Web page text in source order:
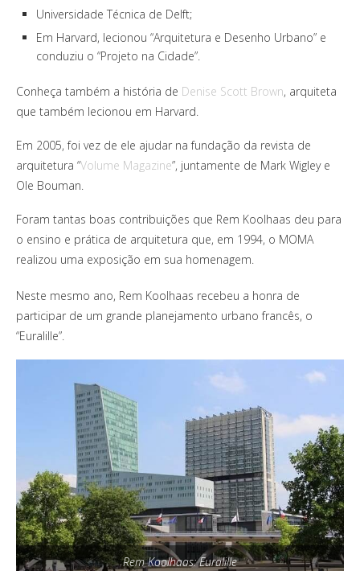
Universidade Técnica de Delft;
Em Harvard, lecionou “Arquitetura e Desenho Urbano” e
conduziu o “Projeto na Cidade”.
Conheça também a história de Denise Scott Brown, arquiteta
que também lecionou em Harvard.
Em 2005, foi vez de ele ajudar na fundação da revista de
arquitetura “Volume Magazine”, juntamente de Mark Wigley e
Ole Bouman.
Foram tantas boas contribuições que Rem Koolhaas deu para
o ensino e prática de arquitetura que, em 1994, o MOMA
realizou uma exposição em sua homenagem.
Neste mesmo ano, Rem Koolhaas recebeu a honra de
participar de um grande planejamento urbano francês, o
“Euralille”.
Rem Koolhaas: Euralille